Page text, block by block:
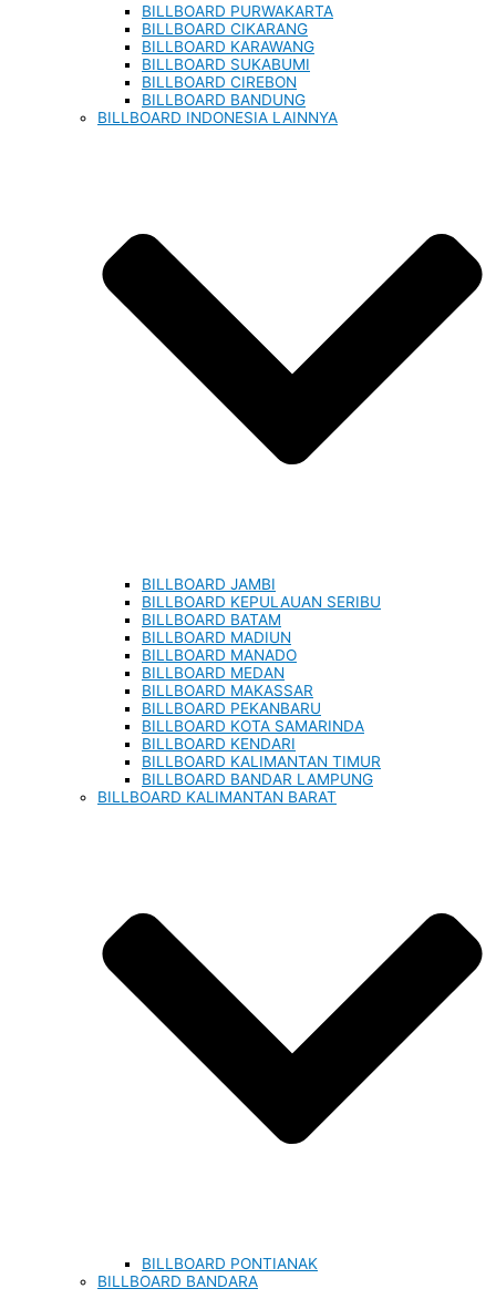
BILLBOARD PURWAKARTA
BILLBOARD CIKARANG
BILLBOARD KARAWANG
BILLBOARD SUKABUMI
BILLBOARD CIREBON
BILLBOARD BANDUNG
BILLBOARD INDONESIA LAINNYA
BILLBOARD JAMBI
BILLBOARD KEPULAUAN SERIBU
BILLBOARD BATAM
BILLBOARD MADIUN
BILLBOARD MANADO
BILLBOARD MEDAN
BILLBOARD MAKASSAR
BILLBOARD PEKANBARU
BILLBOARD KOTA SAMARINDA
BILLBOARD KENDARI
BILLBOARD KALIMANTAN TIMUR
BILLBOARD BANDAR LAMPUNG
BILLBOARD KALIMANTAN BARAT
BILLBOARD PONTIANAK
BILLBOARD BANDARA